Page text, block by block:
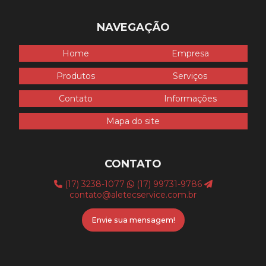
Secador de ar comprimido para compressor
Unidade compressora parafuso
Venda de compressor
Venda de filtro coalescente
Venda de peças para compressor
NAVEGAÇÃO
Home Empresa
Produtos Serviços
Contato Informações
Mapa do site
CONTATO
(17) 3238-1077
(17) 99731-9786
contato@aletecservice.com.br
Envie sua mensagem!